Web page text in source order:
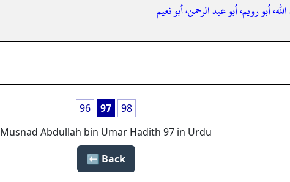
أبو رويم، أبو عبد الرحمن، أبو نعيم
96 97
98
Musnad Abdullah bin Umar Hadith 97 in Urdu
Back ⬅️